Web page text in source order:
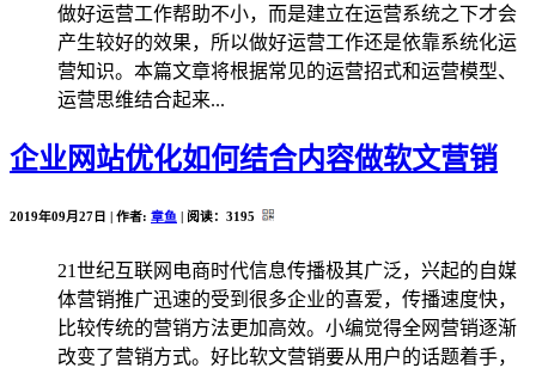
做好运营工作帮助不小，而是建立在运营系统之下才会
产生较好的效果，所以做好运营工作还是依靠系统化运
营知识。本篇文章将根据常见的运营招式和运营模型、
运营思维结合起来...
企业网站优化如何结合内容做软文营销
2019年09月27日 | 作者: 章鱼 | 阅读： 3195
21世纪互联网电商时代信息传播极其广泛，兴起的自媒
体营销推广迅速的受到很多企业的喜爱，传播速度快，
比较传统的营销方法更加高效。小编觉得全网营销逐渐
改变了营销方式。好比软文营销要从用户的话题着手，